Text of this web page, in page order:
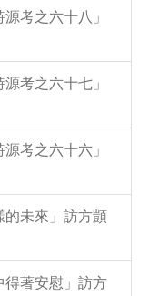
考之六十八」
考之六十七」
考之六十六」
的未來」訪方顗
得著安慰」訪方